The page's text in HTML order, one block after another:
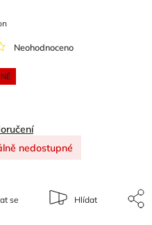
Neohodnoceno
nedostupné
se Hlídat